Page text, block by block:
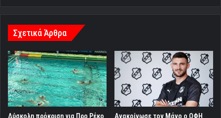
Σχετικά Άρθρα
Δύσκολη πρόκριση για Προ Ρέκο Ανακοίνωσε τον Μάνο ο ΟΦΗ